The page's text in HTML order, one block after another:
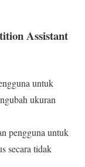
Assistant
untuk
ukuran
pengguna untuk
secara tidak